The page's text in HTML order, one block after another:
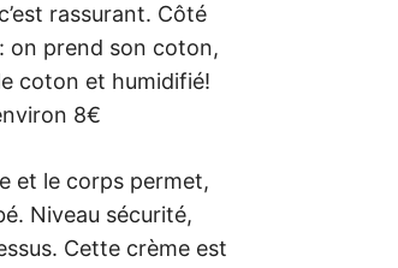
rassurant. Côté
on prend son coton,
coton et humidifié!
8€
et le corps permet,
Niveau sécurité,
Cette crème est